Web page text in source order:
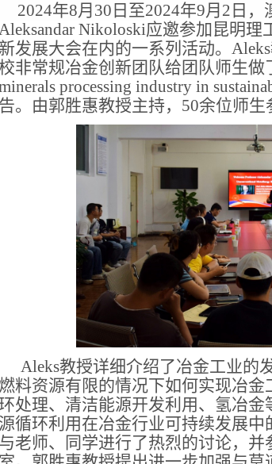
2024年8月30日至2024年9月2日
Nikoloski应邀参加昆明
发展大会在内的一系列活动。
非常规冶金创新团队给团队师生做
processing industry in
。由郭胜惠教授主持，50余位师生
Aleks教授详细介绍了冶金工业的
料资源有限的情况下如何实现冶
处理、清洁能源开发利用、氢冶
循环利用在冶金行业可持续发展
老师、同学进行了热烈的讨论，